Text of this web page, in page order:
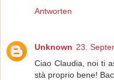
Antworten
Unknown 23.
Ciao Claudia, noi ti
stà proprio bene!